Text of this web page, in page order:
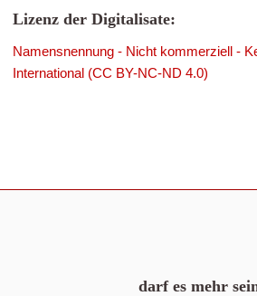
Lizenz der Digitalisate:
Namensnennung - Nicht kommerziell -
International (CC BY-NC-ND 4.0)
darf es mehr